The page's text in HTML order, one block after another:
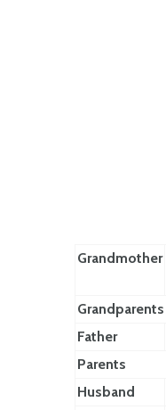
Grandmother
Grandparents
Father
Parents
Husband